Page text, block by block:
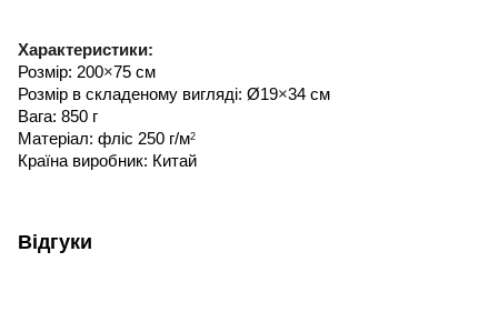
Характеристики:
Розмір: 200×75 см
Розмір в складеному вигляді: Ø19×34 см
Вага: 850 г
Матеріал: фліс 250 г/м2
Країна виробник: Китай
Відгуки